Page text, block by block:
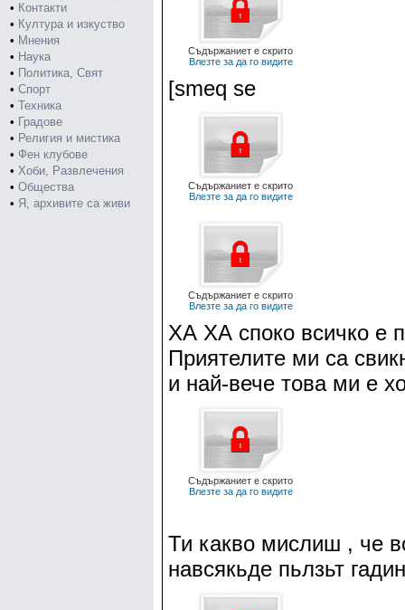
• Контакти
• Култура и изкуство
• Мнения
• Наука
• Политика, Свят
• Спорт
• Техника
• Градове
• Религия и мистика
• Фен клубове
• Хоби, Развлечения
• Общества
• Я, архивите са живи
Съдържаниет е скрито
Влезте за да го видите
[smeq se
Съдържаниет е скрито
Влезте за да го видите
Съдържаниет е скрито
Влезте за да го видите
ХА ХА споко всичко е
Приятелите ми са
и най-вече това ми е
Съдържаниет е скрито
Влезте за да го видите
Ти какво мислиш , че
навсякьде пьлзьт